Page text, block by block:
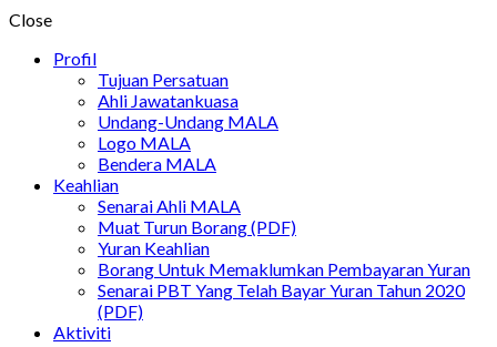
Close
Profil
Tujuan Persatuan
Ahli Jawatankuasa
Undang-Undang MALA
Logo MALA
Bendera MALA
Keahlian
Senarai Ahli MALA
Muat Turun Borang (PDF)
Yuran Keahlian
Borang Untuk Memaklumkan Pembayaran Yuran
Senarai PBT Yang Telah Bayar Yuran Tahun 2020
(PDF)
Aktiviti